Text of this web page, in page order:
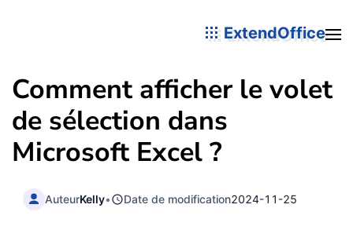
ExtendOffice
Comment afficher le volet
de sélection dans
Microsoft Excel ?
AuteurKelly• Date de modification2024-11-25